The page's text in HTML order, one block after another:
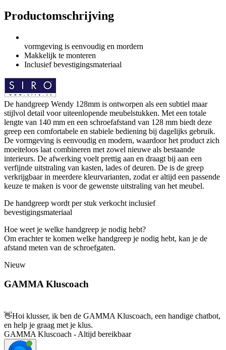
Productomschrijving
vormgeving is eenvoudig en mordern
Makkelijk te monteren
Inclusief bevestigingsmateriaal
De handgreep Wendy 128mm is ontworpen als een subtiel maar
stijlvol detail voor uiteenlopende meubelstukken. Met een totale
lengte van 140 mm en een schroefafstand van 128 mm biedt deze
greep een comfortabele en stabiele bediening bij dagelijks gebruik.
De vormgeving is eenvoudig en modern, waardoor het product zich
moeiteloos laat combineren met zowel nieuwe als bestaande
interieurs. De afwerking voelt prettig aan en draagt bij aan een
verfijnde uitstraling van kasten, lades of deuren. De is de greep
verkrijgbaar in meerdere kleurvarianten, zodat er altijd een passende
keuze te maken is voor de gewenste uitstraling van het meubel.
De handgreep wordt per stuk verkocht inclusief
bevestigingsmateriaal
Hoe weet je welke handgreep je nodig hebt?
Om erachter te komen welke handgreep je nodig hebt, kan je de
afstand meten van de schroefgaten.
Nieuw
GAMMA Kluscoach
👋Hoi klusser, ik ben de GAMMA Kluscoach, een handige chatbot,
en help je graag met je klus.
GAMMA Kluscoach - Altijd bereikbaar